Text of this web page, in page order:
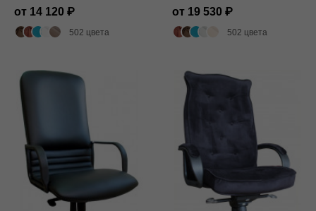
от 14 120
502 цвета
от 19 530
502 цвета